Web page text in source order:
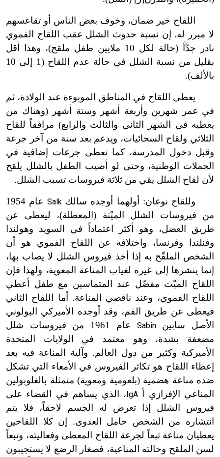
اللقاح خير ضمان، وخوف بعض الناس أو تقاعسهم
لا مبرر له. إن نسبة حدوث الشلل عقب اللقاح الفموي
نادر جدَّاً (حالة لكل 10 ملايين طفل ملقح)، وهذا أقل
بقليل من نسبة الشلل في حالة عدم اللقاح (1 إلى 10
بالألف).
يعطى اللقاح في المناطق الموبوءة عند الولادة، ثم
في عمر شهرين وأربعة أشهر وستة أشهر (وهناك من
يعطيه في الشهر الثاني والثالث والرابع) مرافقاً للقاح
الثلاثي ولقاح السحائيات، ويدعم بعد سنة من آخر جرعة
وقبل دخول المدرسة، كما تعطى جرعات إضافية في
الحملات الوطنية، وحتى لو أصيب الطفل بالشلل يلقح
لأن لقاح الشلل يقي من ثلاثة فيروسات تسبب الشلل.
وللقاح نوعان: أولهما أوجده سالك Salk
عام 1954
من فيروسات الشلل الميْتة (المعطلة)، ليعطى عن
طريق العضل، وهو أكثر اعتماداً في السويد وهولندا
وفنلندا وفرنسا، واختلافه عن اللقاح الفموي هو أن
الشخص الملقّح به إذا أخذ فيروس الشلل لا يصاب بها،
إنما ينشرها إلى غيره لغياب المناعة المعوية، ولهذا فإن
اللقاح الميْت مفضّل عند المتماسين مع طفل أعطي
اللقاح الفموي، وعند ناقصي المناعة. أما اللقاح الثاني
فيعطى عن طريق الفم، وقد أوجده الأميركي البولوني
الأصل سابينSabin
عام 1961 من فيروسات شلل
مضعفة بشدة، وهو معتمد في الولايات المتحدة
الأميركية وكثير من دول العالم. وآلية المناعة فيه بعد
إعطاء اللقاح هو تكاثر الفيروس في الأمعاء التي تشكل
ضده مناعة هضمية (بلعومية ومعوية) متمثلة بالغلوبولين
المناعي الإفرازي أIgA ، الذي يساهم في القضاء على
فيروس الشلل إذا تعرض له الجسم لاحقاً، فلا يتم
انتشاره من الشخص حامل العدوى. إن كلا اللقاحين
يعطيان مناعة تبعاً لجرعة اللقاح المعطى وفعاليته، وتبعاً
لسن الملقح وحالته المناعية، فصغار الرضع لا يستجيبون